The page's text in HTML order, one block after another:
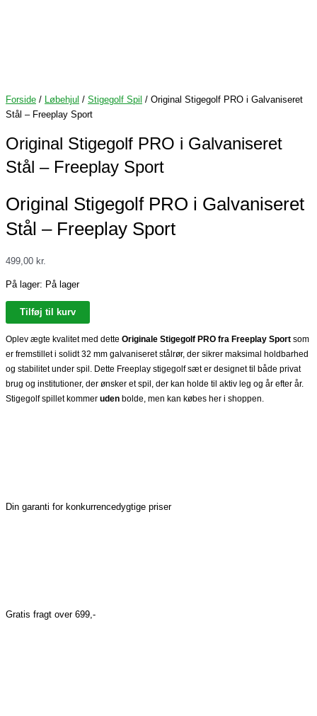
Forside / Løbehjul / Stigegolf Spil / Original Stigegolf PRO i Galvaniseret
Stål – Freeplay Sport
Original Stigegolf PRO i Galvaniseret
Stål – Freeplay Sport
Original Stigegolf PRO i Galvaniseret
Stål – Freeplay Sport
499,00 kr.
På lager: På lager
Tilføj til kurv
Oplev ægte kvalitet med dette Originale Stigegolf PRO fra Freeplay Sport som
er fremstillet i solidt 32 mm galvaniseret stålrør, der sikrer maksimal holdbarhed
og stabilitet under spil. Dette Freeplay stigegolf sæt er designet til både privat
brug og institutioner, der ønsker et spil, der kan holde til aktiv leg og år efter år.
Stigegolf spillet kommer uden bolde, men kan købes her i shoppen.
Din garanti for konkurrencedygtige priser
Gratis fragt over 699,-